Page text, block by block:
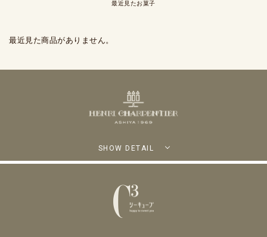
最近見たお菓子
最近見た商品がありません。
SHOW DETAIL